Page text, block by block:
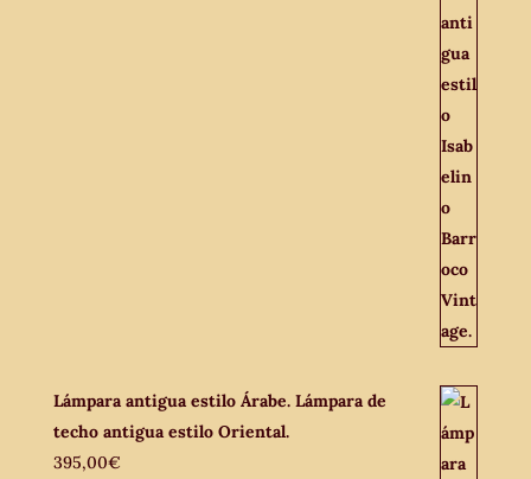
Lámpara antigua estilo Árabe. Lámpara de
techo antigua estilo Oriental.
395,00€